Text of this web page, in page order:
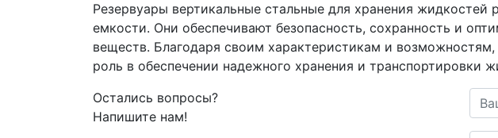
Резервуары вертикальные стальные для хранения
емкости. Они обеспечивают безопасность, сохранность и
веществ. Благодаря своим характеристикам и
роль в обеспечении надежного хранения и транспортировки
Остались вопросы?
Напишите нам!